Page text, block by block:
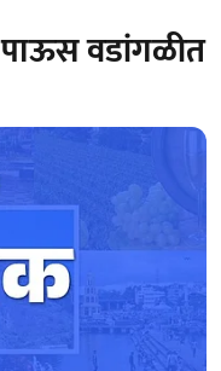
पाऊस वडांगळीत